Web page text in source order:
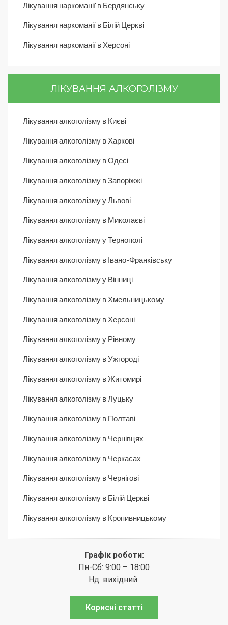
Лікування наркоманії в Бердянську
Лікування наркоманії в Білій Церкві
Лікування наркоманії в Херсоні
ЛІКУВАННЯ АЛКОГОЛІЗМУ
Лікування алкоголізму в Києві
Лікування алкоголізму в Харкові
Лікування алкоголізму в Одесі
Лікування алкоголізму в Запоріжжі
Лікування алкоголізму у Львові
Лікування алкоголізму в Миколаєві
Лікування алкоголізму у Тернополі
Лікування алкоголізму в Івано-Франківську
Лікування алкоголізму у Вінниці
Лікування алкоголізму в Хмельницькому
Лікування алкоголізму в Херсоні
Лікування алкоголізму у Рівному
Лікування алкоголізму в Ужгороді
Лікування алкоголізму в Житомирі
Лікування алкоголізму в Луцьку
Лікування алкоголізму в Полтаві
Лікування алкоголізму в Чернівцях
Лікування алкоголізму в Черкасах
Лікування алкоголізму в Чернігові
Лікування алкоголізму в Білій Церкві
Лікування алкоголізму в Кропивницькому
Графік роботи:
Пн-Сб: 9:00 – 18:00
Нд: вихідний
Корисні статті